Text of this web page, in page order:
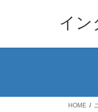
イン
HOME